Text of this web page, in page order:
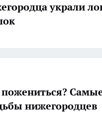
украли
нижегородцев